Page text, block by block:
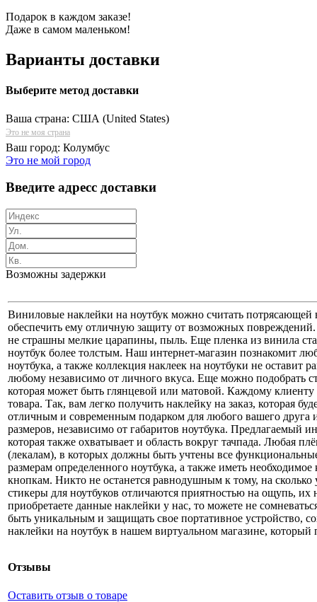
Подарок в каждом заказе!
Даже в самом маленьком!
Варианты доставки
Выберите метод доставки
Ваша страна: США (United States)
Это не моя страна
Ваш город: Колумбус
Это не мой город
Введите адресс доставки
Возможны задержки
Виниловые наклейки на ноутбук можно считать потрясающей
обеспечить ему отличную защиту от возможных
не страшны мелкие царапины, пыль. Еще пленка из винила
ноутбук более толстым. Наш интернет-магазин познакомит
ноутбука, а также коллекция наклеек на ноутбуки не
любому независимо от личного вкуса. Еще можно подобрать
которая может быть глянцевой или матовой. Каждому клиенту
товара. Так, вам легко получить наклейку на заказ, которая
отличным и современным подарком для любого вашего друга
размеров, независимо от габаритов ноутбука. Предлагаемый
которая также охватывает и область вокруг тачпада. Любая
(лекалам), в которых должны быть учтены все
размерам определенного ноутбука, а также иметь
кнопкам. Никто не останется равнодушным к тому, на
стикеры для ноутбуков отличаются приятностью на ощупь,
приобретаете данные наклейки у нас, то можете не
быть уникальным и защищать свое портативное устройство,
наклейки на ноутбук в нашем виртуальном магазине,
Отзывы
Оставить отзыв о товаре